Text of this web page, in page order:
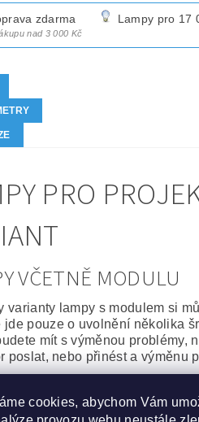
zdarma
nad 3 000 Kč
Lampy pro 17
PRO
VČETNĚ MODULU
varianty lampy s modulem si
jde pouze o uvolnění několika
mít s výměnou problémy,
poslat, nebo přinést a výměnu
co můžete svému
cookies, abychom Vám